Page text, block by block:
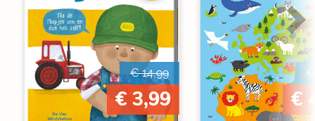
€ 14,99
€ 3,99
€
€